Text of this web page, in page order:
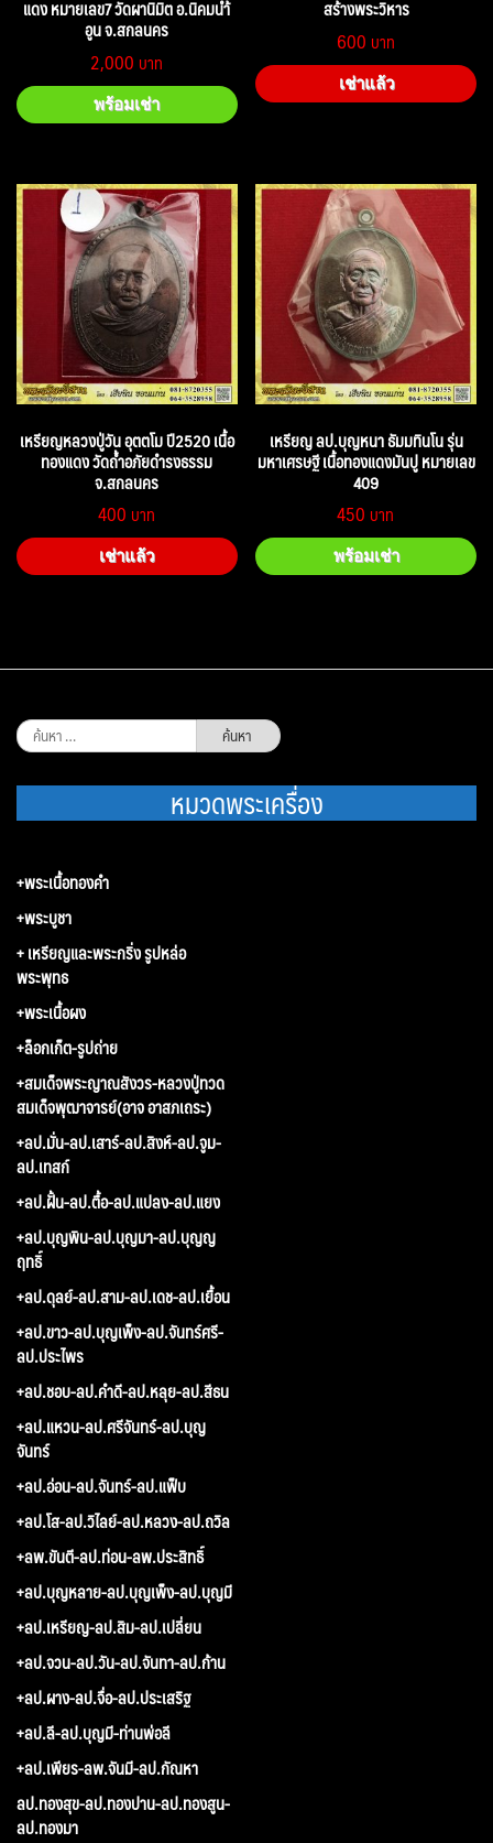
แดง หมายเลข7 วัดผานิมิต อ.นิคมนำ้
อูน จ.สกลนคร
2,000
พร้อมเช่า
สร้างพระวิหาร
600
เช่าแล้ว
เหรียญหลวงปู่วัน อุตตโม ปี2520 เนื้อ
ทองแดง วัดถ้ำอภัยดำรงธรรม
จ.สกลนคร
400
เช่าแล้ว
เหรียญ ลป.บุญหนา ธัมมทินโน รุ่น
มหาเศรษฐี เนื้อทองแดงมันปู หมายเลข
409
450
พร้อมเช่า
ค้นหา
สำหรับ:
หมวดพระเครื่อง
+พระเนื้อทองคำ
+พระบูชา
+ เหรียญและพระกริ่ง รูปหล่อ
พระพุทธ
+พระเนื้อผง
+ล็อกเก็ต-รูปถ่าย
+สมเด็จพระญาณสังวร-หลวงปู่ทวด
สมเด็จพุฒาจารย์(อาจ อาสภเถระ)
+ลป.มั่น-ลป.เสาร์-ลป.สิงห์-ลป.จูม-
ลป.เทสก์
+ลป.ฝั้น-ลป.ตื้อ-ลป.แปลง-ลป.แยง
+ลป.บุญพิน-ลป.บุญมา-ลป.บุญญ
ฤทธิ์
+ลป.ดุลย์-ลป.สาม-ลป.เดช-ลป.เยื้อน
+ลป.ขาว-ลป.บุญเพ็ง-ลป.จันทร์ศรี-
ลป.ประไพร
+ลป.ชอบ-ลป.คำดี-ลป.หลุย-ลป.สีธน
+ลป.แหวน-ลป.ศรีจันทร์-ลป.บุญ
จันทร์
+ลป.อ่อน-ลป.จันทร์-ลป.แฟ็บ
+ลป.โส-ลป.วิไลย์-ลป.หลวง-ลป.ถวิล
+ลพ.ขันตี-ลป.ท่อน-ลพ.ประสิทธิ์
+ลป.บุญหลาย-ลป.บุญเพ็ง-ลป.บุญมี
+ลป.เหรียญ-ลป.สิม-ลป.เปลี่ยน
+ลป.จวน-ลป.วัน-ลป.จันทา-ลป.ก้าน
+ลป.ผาง-ลป.จื่อ-ลป.ประเสริฐ
+ลป.ลี-ลป.บุญมี-ท่านพ่อลี
+ลป.เพียร-ลพ.จันมี-ลป.กัณหา
ลป.ทองสุข-ลป.ทองปาน-ลป.ทองสูน-
ลป.ทองมา